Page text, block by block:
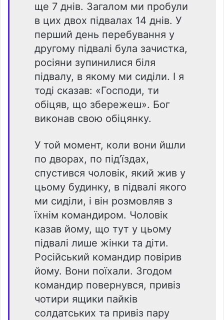
ще 7 днів. Загалом ми пробули
в цих двох підвалах 14 днів. У
перший день перебування у
другому підвалі була зачистка,
росіяни зупинилися біля
підвалу, в якому ми сиділи. І я
тоді сказав: «Господи, ти
обіцяв, що збережеш». Бог
виконав свою обіцянку.
У той момент, коли вони йшли
по дворах, по під’їздах,
спустився чоловік, який жив у
цьому будинку, в підвалі якого
ми сиділи, і він розмовляв з
їхнім командиром. Чоловік
казав йому, що тут у цьому
підвалі лише жінки та діти.
Російський командир повірив
йому. Вони поїхали. Згодом
командир повернувся, привіз
чотири ящики пайків
солдатських та привіз пару